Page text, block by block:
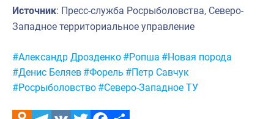
Источник: Пресс-служба Росрыболовства, Северо-
Западное территориальное управление
Метки:
#Александр Дрозденко #Ропша #Новая порода
#Денис Беляев #Форель #Петр Савчук
#Росрыболовство #Северо-Западное ТУ